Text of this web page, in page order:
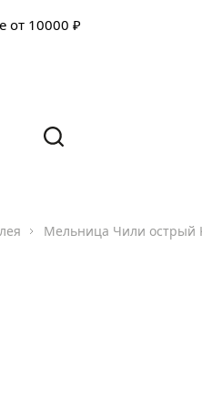
от 10000 ₽
Мельница Чили острый